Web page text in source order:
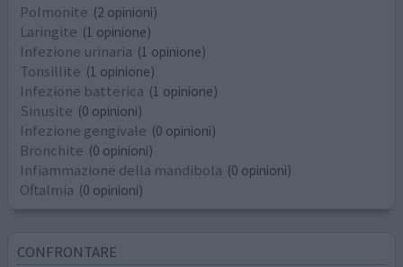
Polmonite (2 opinioni)
Laringite (1 opinione)
Infezione urinaria (1 opinione)
Tonsillite (1 opinione)
Infezione batterica (1 opinione)
Sinusite (0 opinioni)
Infezione gengivale (0 opinioni)
Bronchite (0 opinioni)
Infiammazione della mandibola (0 opinioni)
Oftalmia (0 opinioni)
CONFRONTARE